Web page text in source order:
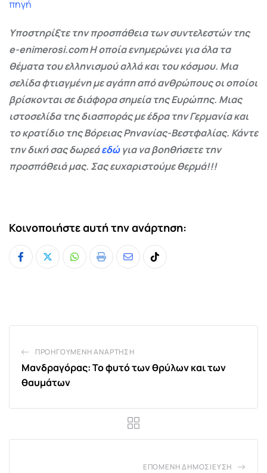
πηγή
Υποστηρίξτε την προσπάθεια των συντελεστών της
e-enimerosi.com Η οποία ενημερώνει για όλα τα
θέματα του ελληνισμού αλλά και του κόσμου. Μια
σελίδα φτιαγμένη με αγάπη από ανθρώπους οι οποίοι
βρίσκονται σε διάφορα σημεία της Ευρώπης. Μιας
ιστοσελίδα της διασποράς με έδρα την Γερμανία και
το κρατίδιο της Βόρειας Ρηνανίας-Βεστφαλίας. Κάντε
την δική σας δωρεάεδώγια να βοηθήσετε την
προσπάθειά μας. Σας ευχαριστούμε θερμά!!!
Κοινοποιήστε αυτή την ανάρτηση:
Whatsapp
Print
ShareTiktok
ΠΡΟΗΓΟΎΜΕΝΗ ΑΝΆΡΤΗΣΗ
Μανδραγόρας: Το φυτό των θρύλων και των
θαυμάτων
ΕΠΌΜΕΝΗ ΔΗΜΟΣΊΕΥΣΗ